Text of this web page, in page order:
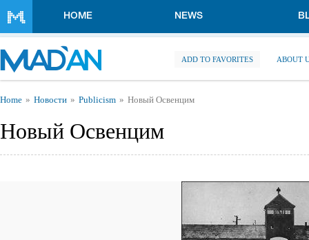
HOME NEWS
ADD TO FAVORITES ABOUT
You are here
Home Новости Publicism Новый Освенцим
Новый Освенцим